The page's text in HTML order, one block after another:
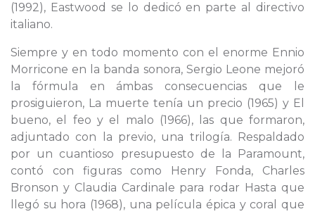
(1992), Eastwood se lo dedicó en parte al directivo
italiano.
Siempre y en todo momento con el enorme Ennio
Morricone en la banda sonora, Sergio Leone mejoró
la fórmula en ámbas consecuencias que le
prosiguieron, La muerte tenía un precio (1965) y El
bueno, el feo y el malo (1966), las que formaron,
adjuntado con la previo, una trilogía. Respaldado
por un cuantioso presupuesto de la Paramount,
contó con figuras como Henry Fonda, Charles
Bronson y Claudia Cardinale para rodar Hasta que
llegó su hora (1968), una película épica y coral que